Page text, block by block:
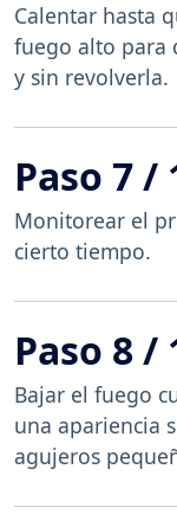
Calentar hasta
fuego alto para
y sin revolverla.
Paso 7 /
Monitorear el
cierto tiempo.
Paso 8 /
Bajar el fuego
una apariencia
agujeros